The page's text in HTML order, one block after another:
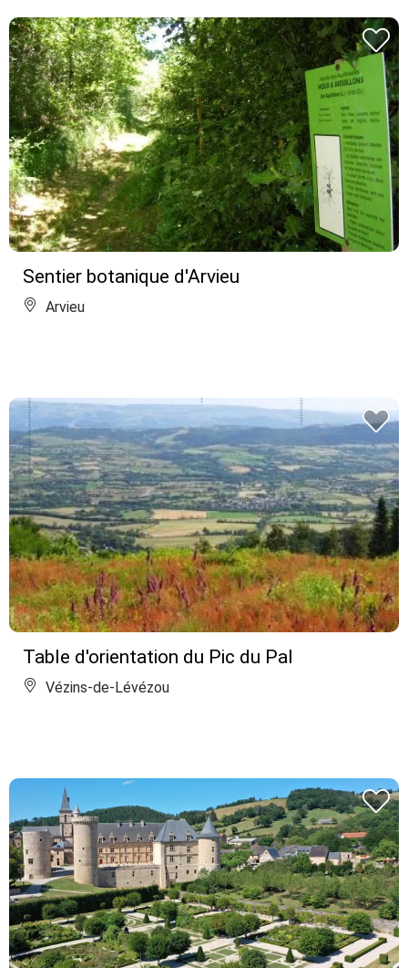
Sentier botanique d'Arvieu
Arvieu
Table d'orientation du Pic du Pal
Vézins-de-Lévézou